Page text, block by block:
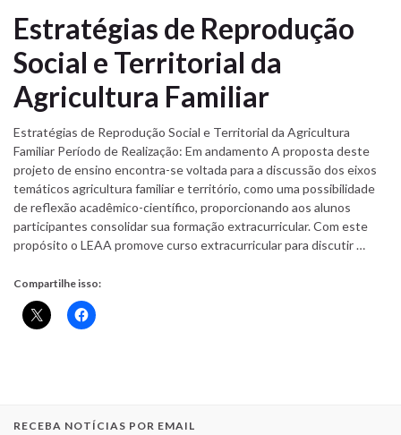
Estratégias de Reprodução
Social e Territorial da
Agricultura Familiar
Estratégias de Reprodução Social e Territorial da Agricultura
Familiar Período de Realização: Em andamento A proposta deste
projeto de ensino encontra-se voltada para a discussão dos eixos
temáticos agricultura familiar e território, como uma possibilidade
de reflexão acadêmico-científico, proporcionando aos alunos
participantes consolidar sua formação extracurricular. Com este
propósito o LEAA promove curso extracurricular para discutir …
Compartilhe isso:
RECEBA NOTÍCIAS POR EMAIL